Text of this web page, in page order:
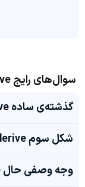
سوال‌های رایج derive
گذشته‌ی ساده derive چی میشه؟
شکل سوم derive چی میشه؟
وجه وصفی حال derive چی میشه؟